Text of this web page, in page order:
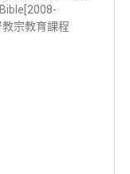
宗教育課程